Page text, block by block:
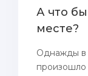
А что
месте?
Однажды в